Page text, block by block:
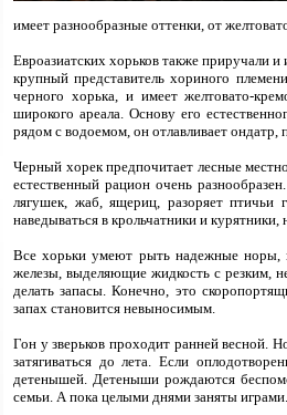
имеет разнообразные оттенки, от
Евроазиатских хорьков также приручали
крупный представитель хориного
черного хорька, и имеет желтовато-
широкого ареала. Основу его
рядом с водоемом, он отлавливает ондатр,
Черный хорек предпочитает лесные
естественный рацион очень
лягушек, жаб, ящериц, разоряет птичьи
наведываться в крольчатники и
Все хорьки умеют рыть надежные норы,
железы, выделяющие жидкость с резким,
делать запасы. Конечно, это
запах становится невыносимым.
Гон у зверьков проходит ранней весной.
затягиваться до лета. Если
детенышей. Детеныши рождаются
семьи. А пока целыми днями заняты